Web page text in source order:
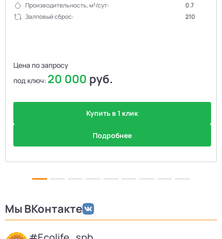
Производительность, м³/сут:
0.7
Залповый сброс:
210
Цена по запросу
под ключ: 20 000 руб.
Купить в 1 клик
Подробнее
Мы ВКонтакте